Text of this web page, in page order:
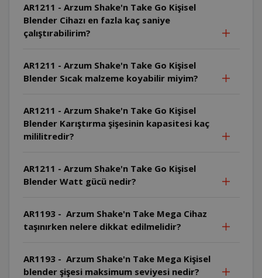
AR1211 - Arzum Shake'n Take Go Kişisel
Blender Cihazı en fazla kaç saniye
çalıştırabilirim?
AR1211 - Arzum Shake'n Take Go Kişisel
Blender Sıcak malzeme koyabilir miyim?
AR1211 - Arzum Shake'n Take Go Kişisel
Blender Karıştırma şişesinin kapasitesi kaç
mililitredir?
AR1211 - Arzum Shake'n Take Go Kişisel
Blender Watt gücü nedir?
AR1193 - Arzum Shake'n Take Mega Cihaz
taşınırken nelere dikkat edilmelidir?
AR1193 - Arzum Shake'n Take Mega Kişisel
blender şişesi maksimum seviyesi nedir?